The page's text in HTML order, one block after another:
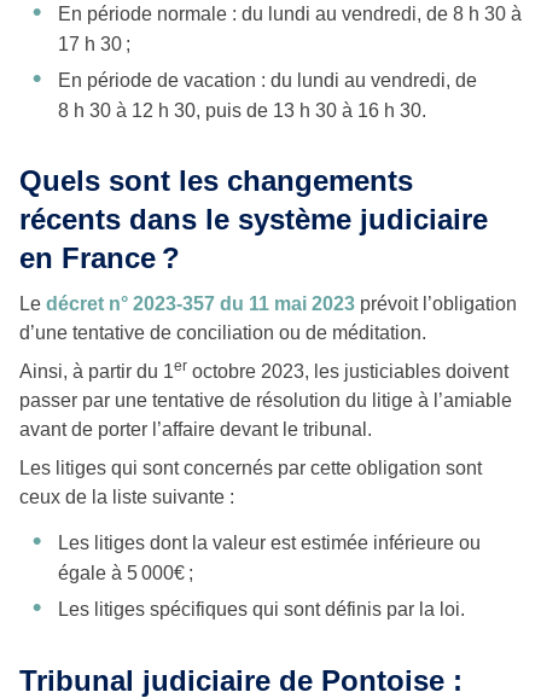
En période normale : du lundi au vendredi, de 8 h 30 à
17 h 30 ;
En période de vacation : du lundi au vendredi, de
8 h 30 à 12 h 30, puis de 13 h 30 à 16 h 30.
Quels sont les changements
récents dans le système judiciaire
en France ?
Le décret n° 2023-357 du 11 mai 2023 prévoit l’obligation
d’une tentative de conciliation ou de méditation.
Ainsi, à partir du 1er octobre 2023, les justiciables doivent
passer par une tentative de résolution du litige à l’amiable
avant de porter l’affaire devant le tribunal.
Les litiges qui sont concernés par cette obligation sont
ceux de la liste suivante :
Les litiges dont la valeur est estimée inférieure ou
égale à 5 000€ ;
Les litiges spécifiques qui sont définis par la loi.
Tribunal judiciaire de Pontoise :